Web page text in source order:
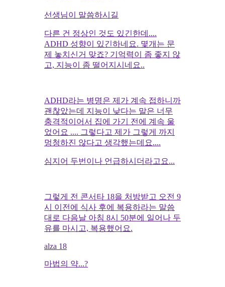
선생님이 말씀하시길
다른 건 정상인 것도 있긴한데....
ADHD 성향이 있긴하네요. 몇개는 문
제 놓치신거 맞죠? 기억력이 좀 좋지 않
고, 지능이 좀 떨어지시네요..
ADHD라는 병명은 제가 계속 접하니까
괜찮았는데 지능이 낮다는 말은 너무
충격적이어서 집에 가기 전에 계속 울
었어요 .... 그렇다고 제가 그렇게 까지
멍청하진 않다고 생각했는데요....
심지어 두번이나 언급하시더라고요...
그렇게 전 콘서타 18을 처방받고 오전 9
시 이전에 식사 후에 복용하라는 말씀
대로 다음날 아침 8시 50분에 일어나 두
유를 마시고, 복용했어요.
alza 18
마법의 약...?